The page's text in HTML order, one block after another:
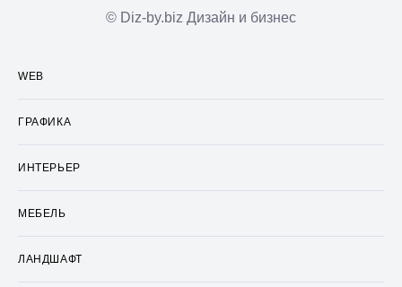
© Diz-by.biz Дизайн и бизнес
WEB
ГРАФИКА
ИНТЕРЬЕР
МЕБЕЛЬ
ЛАНДШАФТ